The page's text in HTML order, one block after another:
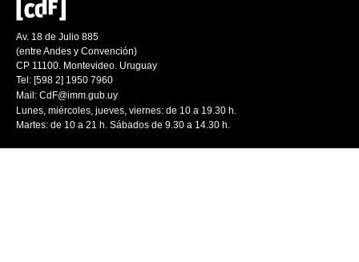
Av. 18 de Julio 885
(entre Andes y Convención)
CP 11100. Montevideo. Uruguay
Tel: [598 2] 1950 7960
Mail: CdF@imm.gub.uy
Lunes, miércoles, jueves, viernes: de 10 a 19.30 h.
Martes: de 10 a 21 h. Sábados de 9.30 a 14.30 h.